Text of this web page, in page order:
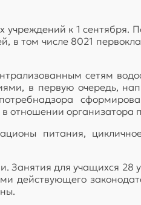
учреждений к 1
в том числе 8021
сетям
в первую очередь,
отношении организатора
питания,
для учащихся
действующего